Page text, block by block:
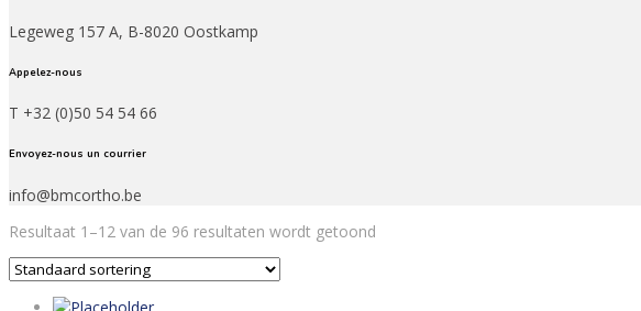
Legeweg 157 A, B-8020 Oostkamp
Appelez-nous
T +32 (0)50 54 54 66
Envoyez-nous un courrier
info@bmcortho.be
Resultaat 1–12 van de 96 resultaten wordt getoond